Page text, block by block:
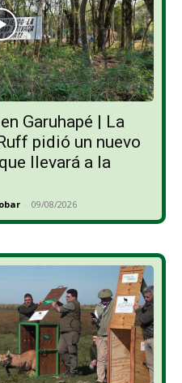
Garuhapé | La
pidió un nuevo
llevará a la
- 09/08/2026